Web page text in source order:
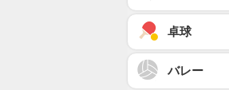
卓球
バレー